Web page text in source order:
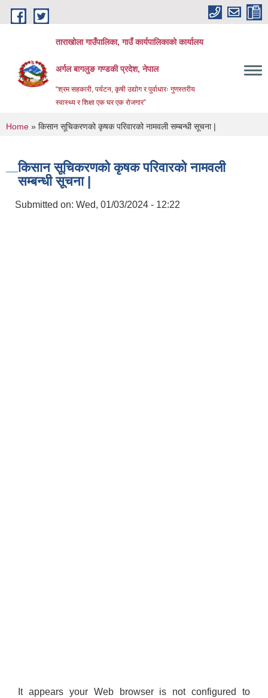
Skip to main content
ताराखोला गाउँपालिका, गाउँ कार्यपालिकाको कार्यालय
अर्गल बागलुङ गण्डकी प्रदेश, नेपाल
“श्रम सहकारी, पर्यटन, कृषी उद्योग र पुर्वाधारः गुणस्तरीय
स्वास्थ्य र शिक्षा एक घर एक रोजगार”
You are here
Home » किसान सूचिकरणको कृषक परिवारको नामवली सम्बन्धी सूचना |
किसान सूचिकरणको कृषक परिवारको नामवली
सम्बन्धी सूचना |
Submitted on: Wed, 01/03/2024 - 12:22
It appears your Web browser is not configured to